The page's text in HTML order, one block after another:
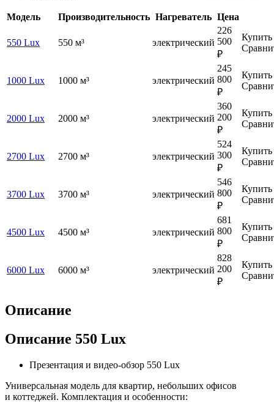
Модель Производительность Нагреватель Цена
550 Lux 550 м³ электрический
226
500
₽
Купить
1000 Lux 1000 м³ электрический
245
800
₽
Купить
2000 Lux 2000 м³ электрический
360
200
₽
Купить
2700 Lux 2700 м³ электрический
524
300
₽
Купить
3700 Lux 3700 м³ электрический
546
800
₽
Купить
4500 Lux 4500 м³ электрический
681
800
₽
Купить
6000 Lux 6000 м³ электрический
828
200
₽
Купить
Описание
Описание 550 Lux
Презентация и видео-обзор 550 Lux
Универсальная модель для квартир, небольших офисов
и коттеджей. Комплектация и особенности: